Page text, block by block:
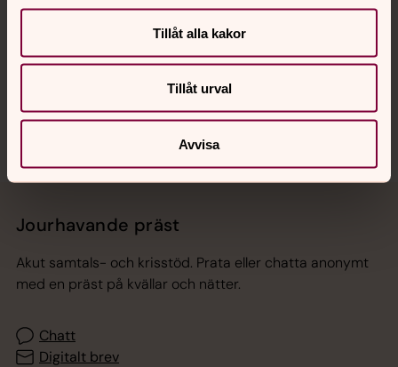
Tillåt alla kakor
Tillåt urval
Avvisa
Hitta snabbt
Jourhavande präst
Akut samtals- och krisstöd. Prata eller chatta anonymt
med en präst på kvällar och nätter.
Chatt
Digitalt brev